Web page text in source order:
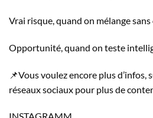
Vrai risque, quand on mélange
Opportunité, quand on teste
📌Vous voulez encore plus d’infos,
réseaux sociaux pour plus de